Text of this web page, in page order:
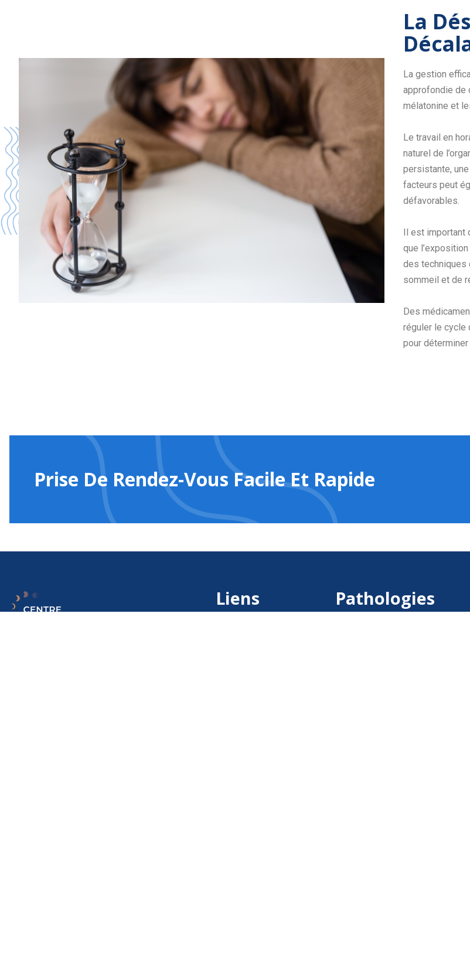
La
La gestion
approfondie de
mélatonine et
Le travail en
naturel de
persistante,
facteurs peut
défavorables.
Il est important
que
des techniques
sommeil et de
Des
réguler le cycle
pour
Prise De Rendez-Vous Facile Et Rapide
Liens Pathologies